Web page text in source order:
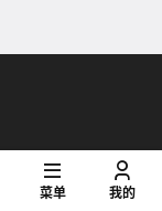
菜单 我的